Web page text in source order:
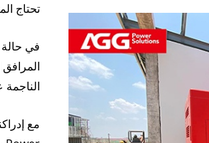
تحتاج
في
الناجمة